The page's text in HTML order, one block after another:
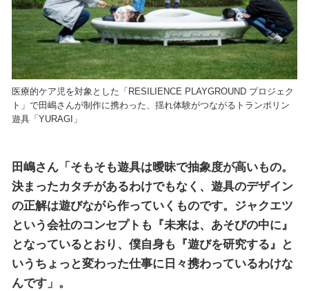
医療的ケア児を対象とした「RESILIENCE PLAYGROUND プロジェク
ト」で田嶋さんが制作に携わった、揺れ体験がつながるトランポリン
遊具「YURAGI」
田嶋さん「そもそも遊具は曖昧で抽象度が高いもの。
決まったカタチがあるわけでもなく、遊具のデザイン
の正解は遊びながら作っていくものです。ジャクエツ
という会社のコンセプトも『未来は、あそびの中に』
となっているとおり、僕自身も『遊びを研究する』と
いうちょっと変わった仕事に日々携わっているわけな
んです」。